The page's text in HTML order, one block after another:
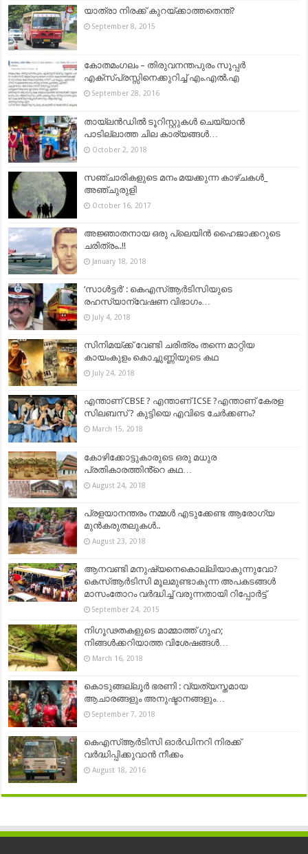
യാത്രാ നിരക്ക്‌ കുറയ്‌ക്കാത്തതെന്ത്‌?
September 8, 2015
കോതമംഗലം – തിരുവനന്തപുരം സൂപ്പര്‍
എക്സ്പ്രസ്സിനെക്കുറിച്ച് എം.എല്‍.എ
September 28, 2016
തായ്‌ലൻഡിൽ ടൂറിസ്റ്റുകൾ ചെയ്യാൻ
പാടില്ലാത്ത ചില കാര്യങ്ങൾ…
October 2, 2018
സഞ്ചാരികളുടെ മനം മയക്കുന്ന കാഴ്ചകള്‍_
അഞ്ചുരുളി
October 16, 2017
അജ്ഞാതനായ ഒരു പ്ലെയിന്‍ ഹൈജാക്കറുടെ
ചരിത്രം..!!
January 18, 2018
‘സാൾട്ടർ’ : കെഎസ്ആർടിസിയുടെ
രഹസ്യാന്വേഷണ വിഭാഗം…
July 4, 2018
സിനിമയ്ക്ക് വേണ്ടി ചരിത്രം തന്നെ മാറ്റിയ
കായംകുളം കൊച്ചുണ്ണിയുടെ കഥ
July 24, 2018
എന്താണ് CBSE ? എന്താണ് ICSE ?എന്താണ് കേരള
സിലബസ് ? കുട്ടിയെ എവിടെ ചേർക്കണം?
March 15, 2018
കോഴിക്കോട്ടുകാരുടെ ഒരു മധുര
പ്രതികാരത്തിൻ്റെ കഥ…
August 24, 2018
പ്രളയാനന്തരം നമ്മൾ എടുക്കേണ്ട ആരോഗ്യ
മുൻകരുതലുകൾ..
August 23, 2018
ആനവണ്ടി മനുഷ്യനെകൊല്ലിയാകുന്നുവോ?
കെസ്ആര്‍ടിസി മൂലമുണ്ടാകുന്ന അപകടങ്ങള്‍
മാസംതോറം വര്‍ദ്ധിച്ച് വരുന്നതായി റിപ്പോര്‍ട്ട്
September 24, 2015
നിഗൂഢതകളുടെ മാമ്മാത്ത് ഗുഹ;
നിങ്ങള്‍ക്കറിയാത്ത വിശേഷങ്ങള്‍…
March 16, 2018
കൊടുങ്ങല്ലൂർ ഭരണി : വ്യത്യസ്തമായ
ആചാരങ്ങളും അനുഷ്ടാനങ്ങളും…
September 7, 2018
കെഎസ്ആര്‍ടിസി ഓര്‍ഡിനറി നിരക്ക്
വര്‍ദ്ധിപ്പിക്കുവാന്‍ നീക്കം
August 18, 2016